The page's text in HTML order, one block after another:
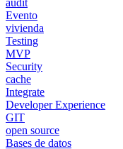
audit
Evento
vivienda
Testing
MVP
Security
cache
Integrate
Developer Experience
GIT
open source
Bases de datos